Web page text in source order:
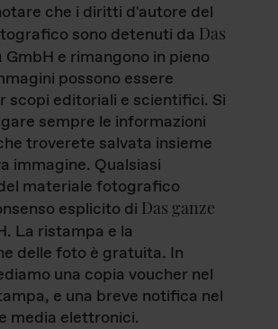
che i diritti d'autore del
sono detenuti da Das
GmbH e rimangono in pieno
possono essere
scopi editoriali e scientifici. Si
sempre le informazioni
troverete salvata insieme
immagine. Qualsiasi
materiale fotografico
esplicito di Das ganze
La ristampa e la
delle foto è gratuita. In
una copia voucher nel
e una breve notifica nel
media elettronici.